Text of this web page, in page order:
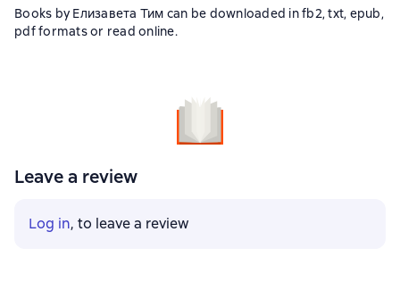
Books by Елизавета Тим can be downloaded in fb2, txt, epub,
pdf formats or read online.
Leave a review
Log in, to leave a review